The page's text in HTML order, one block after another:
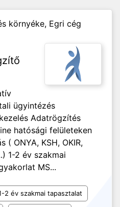
környéke, Egri cég
ügyintézés
Adatrögzítés
hatósági felületeken
ONYA, KSH, OKIR,
1-2 év szakmai
MS...
2 év szakmai tapasztalat